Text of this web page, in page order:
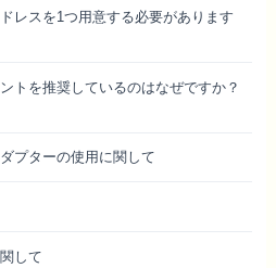
レスを1つ用意する必要があります
トを推奨しているのはなぜですか？
プターの使用に関して
して